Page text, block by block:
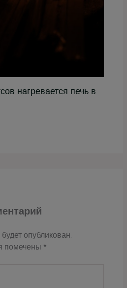
нагревается печь в
опубликован.
помечены *